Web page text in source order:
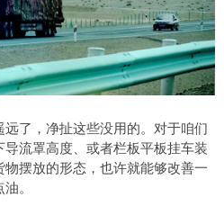
了，净扯这些没用的。对于咱们
流罩高度、或者栏板平板挂车装
摆放的形态，也许就能够改善一
。